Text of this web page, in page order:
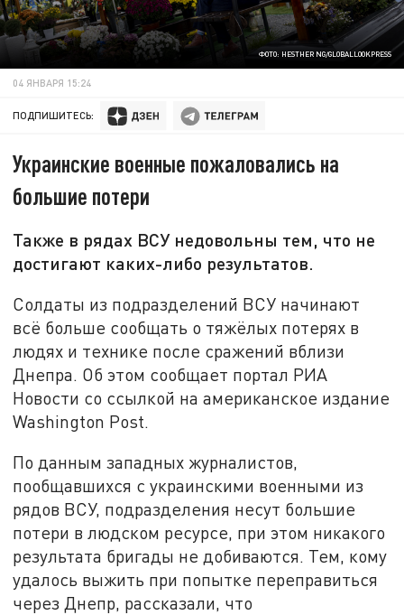
ФОТО: HESTHER NG/GLOBALLOOKPRESS
04 ЯНВАРЯ 15:24
ПОДПИШИТЕСЬ:
Украинские военные пожаловались на
большие потери
Также в рядах ВСУ недовольны тем, что не
достигают каких-либо результатов.
Солдаты из подразделений ВСУ начинают
всё больше сообщать о тяжёлых потерях в
людях и технике после сражений вблизи
Днепра. Об этом сообщает портал РИА
Новости со ссылкой на американское издание
Washington Post.
По данным западных журналистов,
пообщавшихся с украинскими военными из
рядов ВСУ, подразделения несут большие
потери в людском ресурсе, при этом никакого
результата бригады не добиваются. Тем, кому
удалось выжить при попытке переправиться
через Днепр, рассказали, что